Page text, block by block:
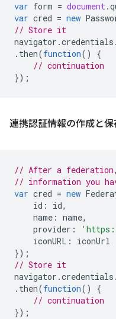
var form = document.
var cred = new
// Store it
navigator .credentials .
. then(function()
{
// continuation
});
連携認証情報の作成と保
// After a federation,
// information you
var cred = new
id : id,
name : name,
provider :
iconURL : iconUrl
});
// Store it
navigator .credentials .
. then(function()
{
// continuation
});